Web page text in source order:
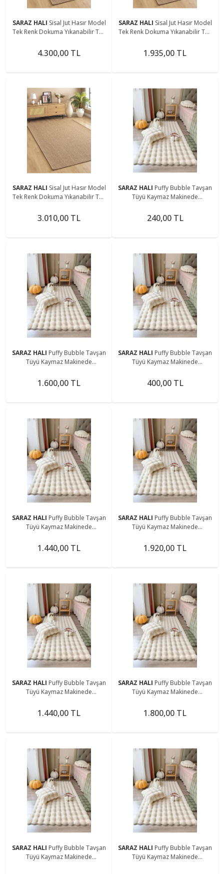
SARAZ HALI Sisal Jut Hasır Model
Tek Renk Dokuma Yıkanabilir Toz
4.300,00 TL
SARAZ HALI Sisal Jut Hasır Model
Tek Renk Dokuma Yıkanabilir Toz
1.935,00 TL
SARAZ HALI Sisal Jut Hasır Model
Tek Renk Dokuma Yıkanabilir Toz
3.010,00 TL
SARAZ HALI Puffy Bubble Tavşan
Tüyü Kaymaz Makinede
Halı
240,00 TL
SARAZ HALI Puffy Bubble Tavşan
Tüyü Kaymaz Makinede
Halı
1.600,00 TL
SARAZ HALI Puffy Bubble Tavşan
Tüyü Kaymaz Makinede
Halı
400,00 TL
SARAZ HALI Puffy Bubble Tavşan
Tüyü Kaymaz Makinede
Halı
1.440,00 TL
SARAZ HALI Puffy Bubble Tavşan
Tüyü Kaymaz Makinede
Halı
1.920,00 TL
SARAZ HALI Puffy Bubble Tavşan
Tüyü Kaymaz Makinede
Halı
1.440,00 TL
SARAZ HALI Puffy Bubble Tavşan
Tüyü Kaymaz Makinede
Halı
1.800,00 TL
SARAZ HALI Puffy Bubble Tavşan
Tüyü Kaymaz Makinede
SARAZ HALI Puffy Bubble Tavşan
Tüyü Kaymaz Makinede